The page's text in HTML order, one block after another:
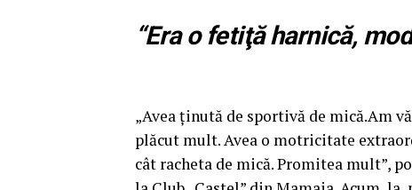
“Era o fetiţă harnică,
„Avea ţinută de sportivă de mică.Am
plăcut mult. Avea o motricitate
cât racheta de mică. Promitea mult”,